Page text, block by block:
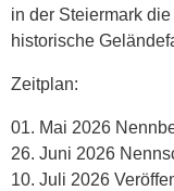
in der Steiermark
historische
Zeitplan:
01. Mai 2026
26. Juni 2026
10. Juli 2026